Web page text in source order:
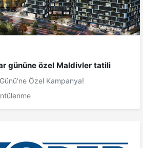
gününe özel Maldivler tatili
Özel Kampanya!